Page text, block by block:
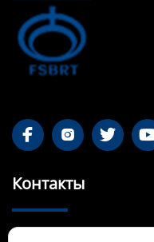
  
Контакты